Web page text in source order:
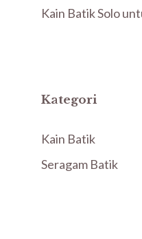
Kain Batik Solo
Kategori
Kain Batik
Seragam Batik